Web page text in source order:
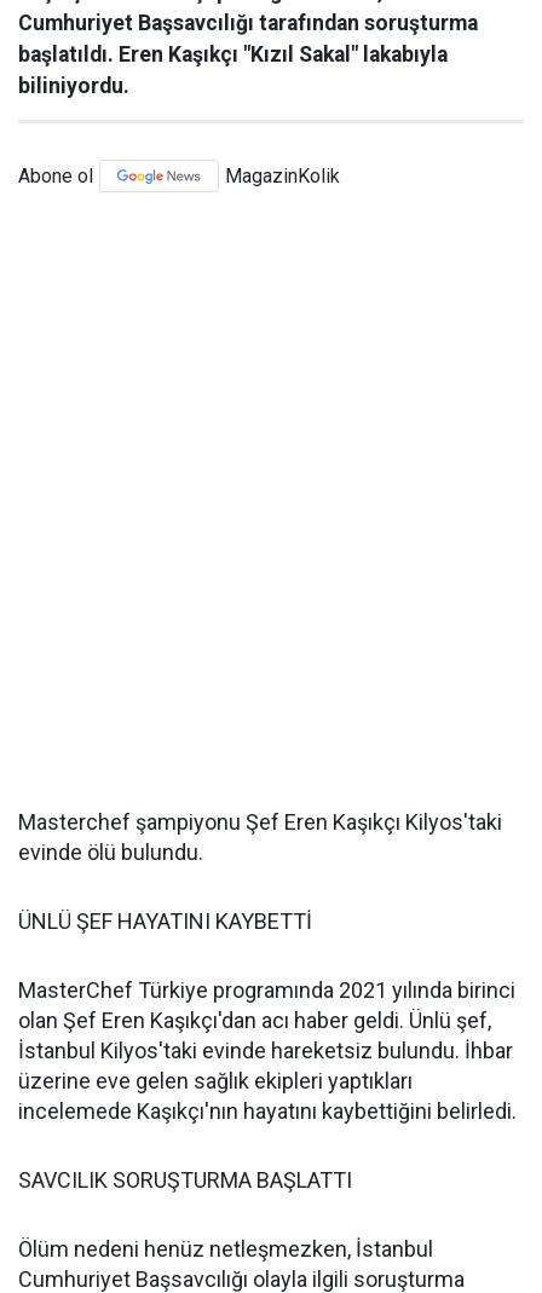
Cumhuriyet Başsavcılığı tarafından soruşturma
başlatıldı. Eren Kaşıkçı "Kızıl Sakal" lakabıyla
biliniyordu.
Abone ol MagazinKolik
Masterchef şampiyonu Şef Eren Kaşıkçı Kilyos'taki
evinde ölü bulundu.
ÜNLÜ ŞEF HAYATINI KAYBETTİ
MasterChef Türkiye programında 2021 yılında birinci
olan Şef Eren Kaşıkçı'dan acı haber geldi. Ünlü şef,
İstanbul Kilyos'taki evinde hareketsiz bulundu. İhbar
üzerine eve gelen sağlık ekipleri yaptıkları
incelemede Kaşıkçı'nın hayatını kaybettiğini belirledi.
SAVCILIK SORUŞTURMA BAŞLATTI
Ölüm nedeni henüz netleşmezken, İstanbul
Cumhuriyet Başsavcılığı olayla ilgili soruşturma